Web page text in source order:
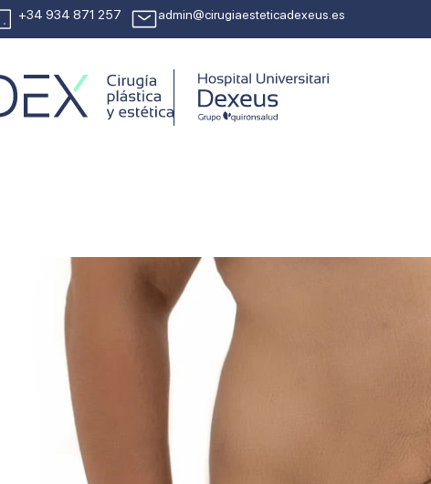
+34 934 871 257 admin@cirugiaesteticadexeus.es